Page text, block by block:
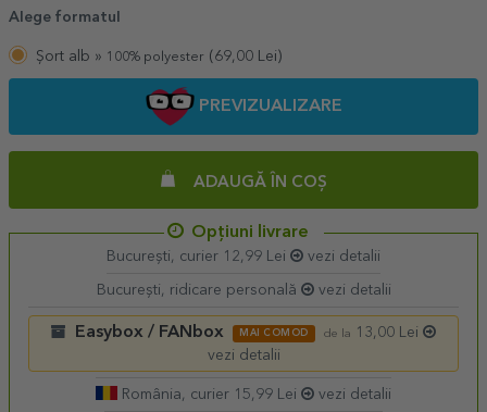
Alege formatul
Șort alb » 100% polyester (69,00 Lei)
PREVIZUALIZARE
ADAUGĂ ÎN COȘ
Opțiuni livrare
București, curier 12,99 Lei vezi detalii
București, ridicare personală vezi detalii
Easybox / FANbox MAI COMOD de la
13,00 Lei
vezi detalii
România, curier 15,99 Lei vezi detalii